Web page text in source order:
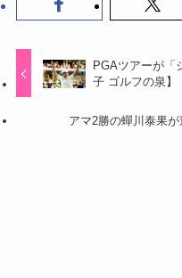
PGAツアーが「
子 ゴルフの泉】
アマ2勝の蟬川泰果